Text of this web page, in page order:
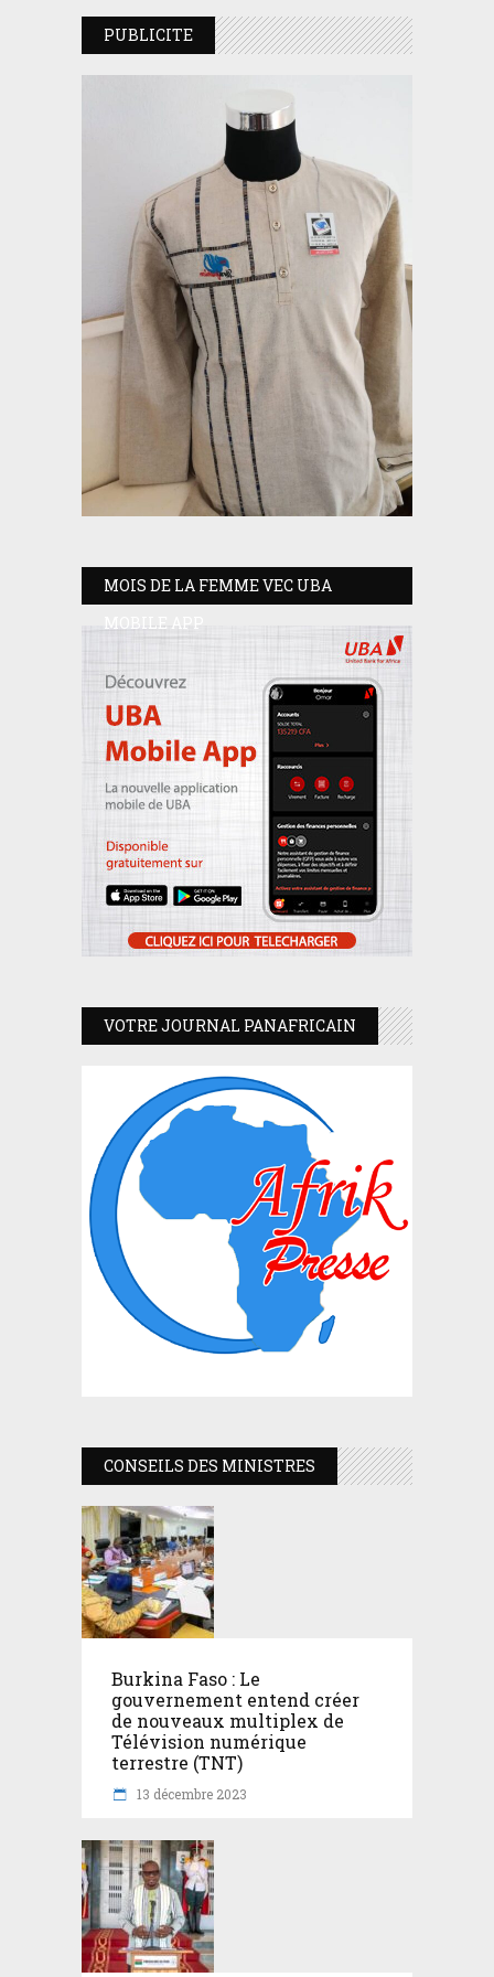
PUBLICITE
MOIS DE LA FEMME VEC UBA
MOBILE APP
VOTRE JOURNAL PANAFRICAIN
CONSEILS DES MINISTRES
Burkina Faso : Le
gouvernement entend créer
de nouveaux multiplex de
Télévision numérique
terrestre (TNT)
13 décembre 2023